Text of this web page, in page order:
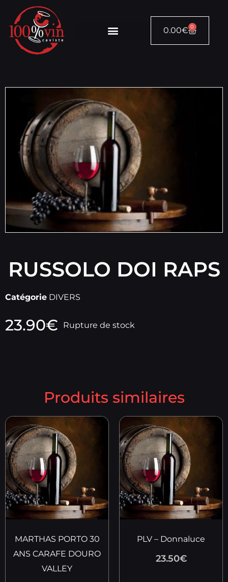
0.00€ 0
RUSSOLO DOI RAPS
Catégorie DIVERS
23.90€ Rupture de stock
Produits similaires
MARTHAS PORTO 30
ANS CARAFE DOURO
VALLEY
PLV – Donnaluce
23.50€